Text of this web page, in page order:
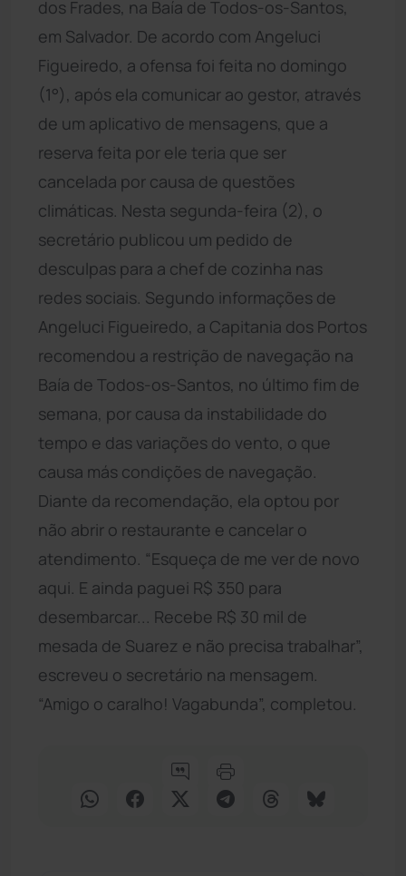
dos Frades, na Baía de Todos-os-Santos,
em Salvador. De acordo com Angeluci
Figueiredo, a ofensa foi feita no domingo
(1°), após ela comunicar ao gestor, através
de um aplicativo de mensagens, que a
reserva feita por ele teria que ser
cancelada por causa de questões
climáticas. Nesta segunda-feira (2), o
secretário publicou um pedido de
desculpas para a chef de cozinha nas
redes sociais. Segundo informações de
Angeluci Figueiredo, a Capitania dos Portos
recomendou a restrição de navegação na
Baía de Todos-os-Santos, no último fim de
semana, por causa da instabilidade do
tempo e das variações do vento, o que
causa más condições de navegação.
Diante da recomendação, ela optou por
não abrir o restaurante e cancelar o
atendimento. “Esqueça de me ver de novo
aqui. E ainda paguei R$ 350 para
desembarcar... Recebe R$ 30 mil de
mesada de Suarez e não precisa trabalhar”,
escreveu o secretário na mensagem.
“Amigo o caralho! Vagabunda”, completou.